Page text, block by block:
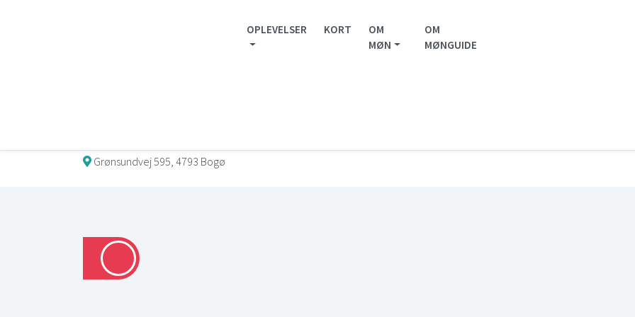
OPLEVELSER KORT
OM
MØN
OM
MØNGUIDE
Grønsundvej 595, 4793 Bogø